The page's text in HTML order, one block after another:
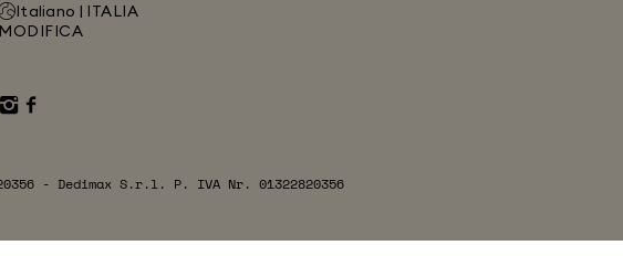
Italiano | ITALIA
MODIFICA
- Dedimax S.r.l. P. IVA Nr. 01322820356